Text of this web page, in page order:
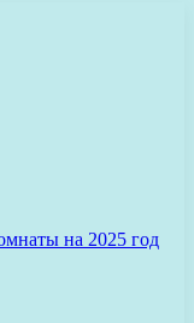
на 2025 год